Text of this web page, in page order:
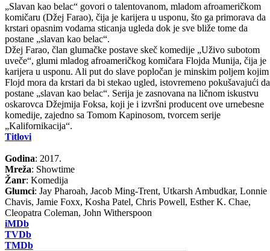
„Slavan kao belac“ govori o talentovanom, mladom afroameričkom
komičaru (Džej Farao), čija je karijera u usponu, što ga primorava da
krstari opasnim vodama sticanja ugleda dok je sve bliže tome da
postane „slavan kao belac“.
Džej Farao, član glumačke postave skeč komedije „Uživo subotom
uveče“, glumi mladog afroameričkog komičara Flojda Munija, čija je
karijera u usponu. Ali put do slave popločan je minskim poljem kojim
Flojd mora da krstari da bi stekao ugled, istovremeno pokušavajući da
postane „slavan kao belac“. Serija je zasnovana na ličnom iskustvu
oskarovca Džejmija Foksa, koji je i izvršni producent ove urnebesne
komedije, zajedno sa Tomom Kapinosom, tvorcem serije
„Kalifornikacija“.
Titlovi
Godina: 2017.
Mreža: Showtime
Žanr: Komedija
Glumci: Jay Pharoah, Jacob Ming-Trent, Utkarsh Ambudkar, Lonnie
Chavis, Jamie Foxx, Kosha Patel, Chris Powell, Esther K. Chae,
Cleopatra Coleman, John Witherspoon
iMDb
TVDb
TMDb